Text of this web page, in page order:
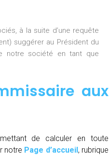
à la suite d’une requête
suggérer au Président du
notre société en tant que
aux
de calculer en toute
notre Page d’accueil, rubrique